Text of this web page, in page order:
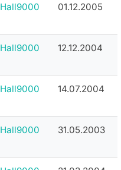
Hall9000 01.12.2005
Hall9000 12.12.2004
Hall9000 14.07.2004
Hall9000 31.05.2003